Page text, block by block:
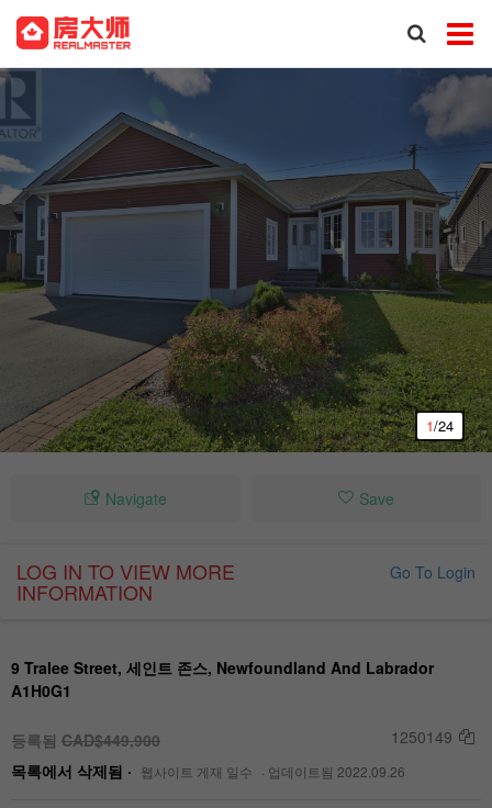
1/24
Navigate Save
LOG IN TO VIEW MORE
INFORMATION
Go To Login